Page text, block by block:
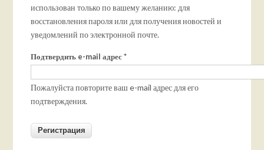
использован только по вашему желанию: для
восстановления пароля или для получения новостей и
уведомлений по электронной почте.
Подтвердить e-mail адрес*
Пожалуйста повторите ваш e-mail адрес для его
подтверждения.